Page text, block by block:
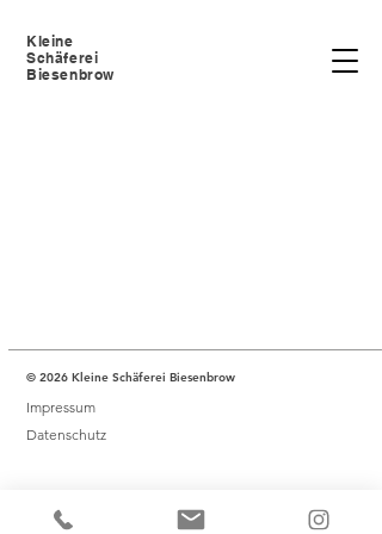
Kleine
Schäferei
Biesenbrow
© 2026 Kleine Schäferei Biesenbrow
Impressum
Datenschutz